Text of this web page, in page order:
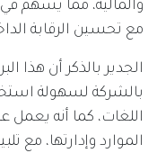
والمالية، مما يسهم
مع تحسين الرقابة
الجدير بالذكر أن هذا
بالشركة لسهولة
اللغات، كما أنه
الموارد وإدارتها، مع